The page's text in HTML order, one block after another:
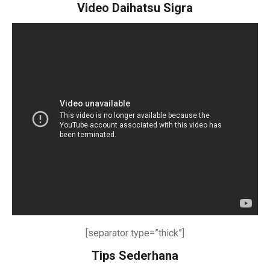
Video Daihatsu Sigra
[separator type=”thick”]
Tips Sederhana